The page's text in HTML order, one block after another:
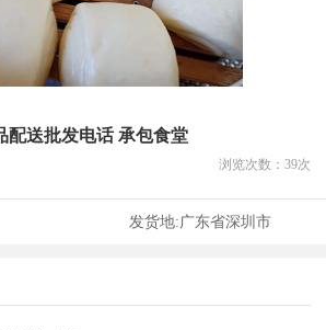
配送批发电话 承包食堂
浏览次数： 39次
发货地:广东省深圳市